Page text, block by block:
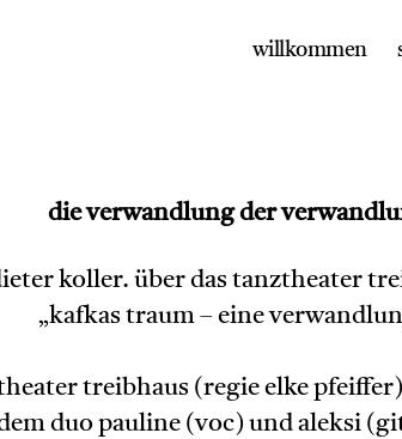
willkommen
die verwandlung der
koller. über das tanztheater
„kafkas traum – eine
treibhaus (regie elke
duo pauline (voc) und aleksi